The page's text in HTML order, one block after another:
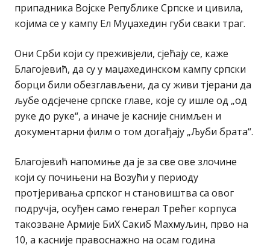
припадника Војске Републике Српске и цивила,
којима се у кампу Ел Муџахедин губи сваки траг.
Они Срби који су преживјели, сјећају се, каже
Благојевић, да су у маџахединском кампу српски
борци били обезглављени, да су живи тјерани да
љубе одсјечене српске главе, које су ишле од „од
руке до руке“, а иначе је касније снимљен и
документарни филм о том догађају „Љуби брата“.
Благојевић напомиње да је за све ове злочине
који су почињени на Возући у периоду
протјеривања српског н становиштва са овог
подручја, осуђен само генерал Трећег корпуса
такозване Армије БиХ Сакиб Махмуљин, прво на
10, а касније правоснажно на осам година